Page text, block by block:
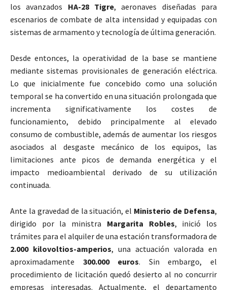
los avanzados HA-28 Tigre, aeronaves diseñadas para
escenarios de combate de alta intensidad y equipadas con
sistemas de armamento y tecnología de última generación.
Desde entonces, la operatividad de la base se mantiene
mediante sistemas provisionales de generación eléctrica.
Lo que inicialmente fue concebido como una solución
temporal se ha convertido en una situación prolongada que
incrementa significativamente los costes de
funcionamiento, debido principalmente al elevado
consumo de combustible, además de aumentar los riesgos
asociados al desgaste mecánico de los equipos, las
limitaciones ante picos de demanda energética y el
impacto medioambiental derivado de su utilización
continuada.
Ante la gravedad de la situación, el Ministerio de Defensa,
dirigido por la ministra Margarita Robles, inició los
trámites para el alquiler de una estación transformadora de
2.000 kilovoltios-amperios, una actuación valorada en
aproximadamente 300.000 euros. Sin embargo, el
procedimiento de licitación quedó desierto al no concurrir
empresas interesadas. Actualmente, el departamento